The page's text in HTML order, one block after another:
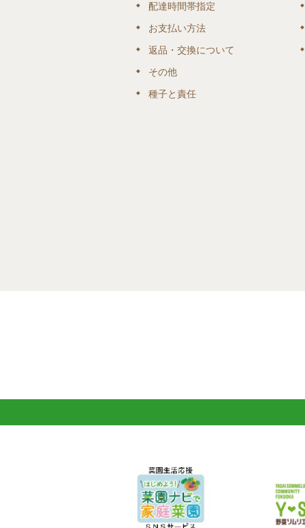
配達時間帯指定
お支払い方法
返品・交換について
その他
種子と責任